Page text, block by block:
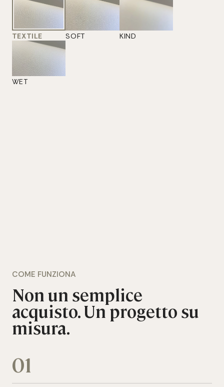
TEXTILE SOFT KIND
WET
COME FUNZIONA
Non un semplice
acquisto. Un progetto su
misura.
01